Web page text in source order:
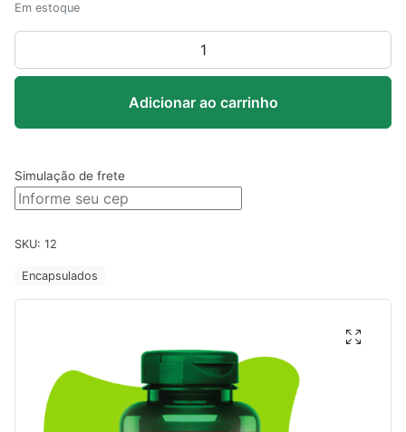
Em estoque
B2
–
60
quantidade
Adicionar ao carrinho
Simulação de frete
SKU: 12
Encapsulados